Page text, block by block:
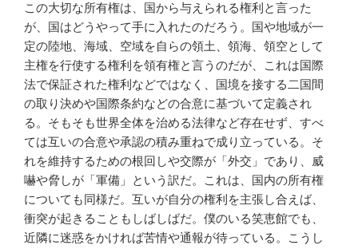
この大切な所有権は、国から与えられる権利と言った
が、国はどうやって手に入れたのだろう。国や地域が一
定の陸地、海域、空域を自らの領土、領海、領空として
主権を行使する権利を領有権と言うのだが、これは国際
法で保証された権利などではなく、国境を接する二国間
の取り決めや国際条約などの合意に基づいて定義され
る。そもそも世界全体を治める法律など存在せず、すべ
ては互いの合意や承認の積み重ねで成り立っている。そ
れを維持するための根回しや交際が「外交」であり、威
嚇や脅しが「軍備」という訳だ。これは、国内の所有権
についても同様だ。互いが自分の権利を主張し合えば、
衝突が起きることもしばしばだ。僕のいる笑恵館でも、
近隣に迷惑をかければ苦情や通報が待っている。こうし